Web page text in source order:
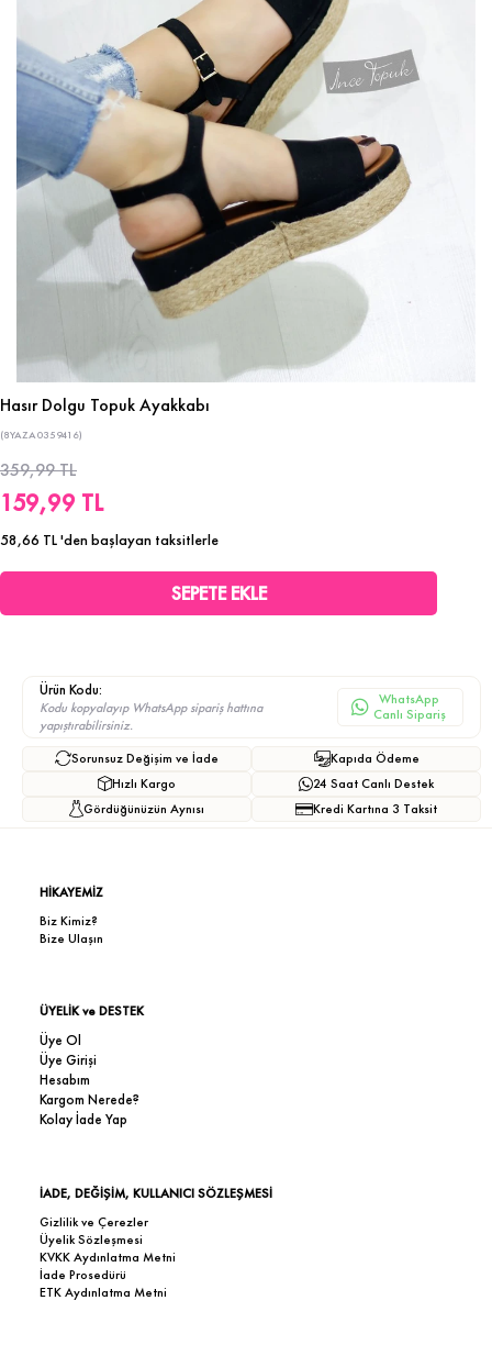
Hasır Dolgu Topuk Ayakkabı
(8YAZA0359416)
359,99 TL
159,99 TL
58,66 TL'den başlayan taksitlerle
Ürün Kodu:
Kodu kopyalayıp WhatsApp sipariş hattına
yapıştırabilirsiniz.
WhatsApp
Canlı Sipariş
Sorunsuz Değişim ve İade
Hızlı Kargo
Gördüğünüzün Aynısı
Kapıda Ödeme
24 Saat Canlı Destek
Kredi Kartına 3 Taksit
HİKAYEMİZ
Biz Kimiz?
Bize Ulaşın
ÜYELİK ve DESTEK
Üye Ol
Üye Girişi
Hesabım
Kargom Nerede?
Kolay İade Yap
İADE, DEĞİŞİM, KULLANICI SÖZLEŞMESİ
Gizlilik ve Çerezler
Üyelik Sözleşmesi
KVKK Aydınlatma Metni
İade Prosedürü
ETK Aydınlatma Metni